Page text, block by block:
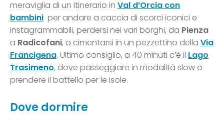
meraviglia di un itinerario in Val d’Orcia con
bambini per andare a caccia di scorci iconici e
instagrammabili, perdersi nei vari borghi, da Pienza
a Radicofani, o cimentarsi in un pezzettino della Via
Francigena. Ultimo consiglio, a 40 minuti c’è il Lago
Trasimeno, dove passeggiare in modalità slow o
prendere il battello per le isole.
Dove dormire